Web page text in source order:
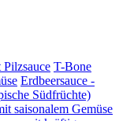
T-Bone
Erdbeersauce -
Südfrüchte)
saisonalem Gemüse